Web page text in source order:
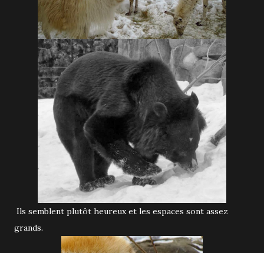
Ils semblent plutôt heureux et les espaces sont assez
grands.